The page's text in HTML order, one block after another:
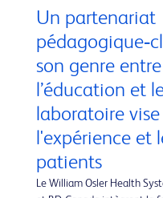
Un partenariat
son genre
l’éducation et
laboratoire
l'expérience et
patients
Le William Osler Health